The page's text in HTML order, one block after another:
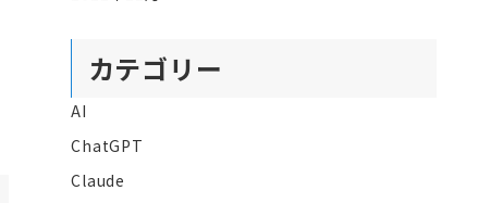
カテゴリー
AI
ChatGPT
Claude